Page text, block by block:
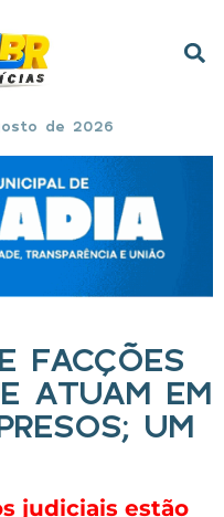
de 2026
FACÇÕES
ATUAM EM
UM
judiciais estão